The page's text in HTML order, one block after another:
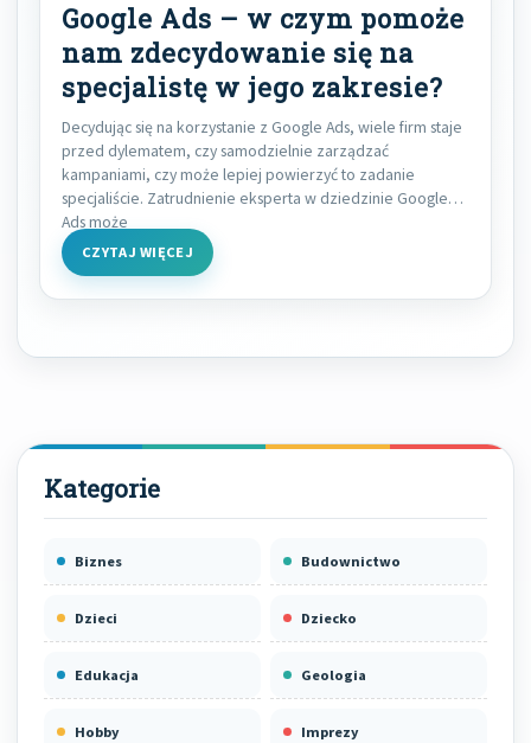
Google Ads – w czym pomoże
nam zdecydowanie się na
specjalistę w jego zakresie?
Decydując się na korzystanie z Google Ads, wiele firm staje
przed dylematem, czy samodzielnie zarządzać
kampaniami, czy może lepiej powierzyć to zadanie
specjaliście. Zatrudnienie eksperta w dziedzinie Google
Ads może
CZYTAJ WIĘCEJ
Biznes Budownictwo
Dzieci Dziecko
Edukacja Geologia
Hobby Imprezy